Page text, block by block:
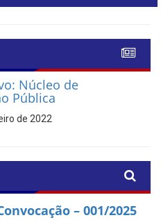
Núcleo de
Pública
de 2022
– 001/2025